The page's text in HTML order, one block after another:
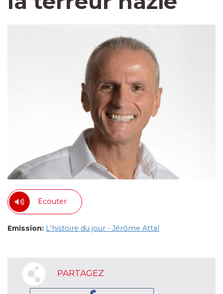
Ecouter
Emission: L'histoire du jour - Jérôme Attal
PARTAGEZ